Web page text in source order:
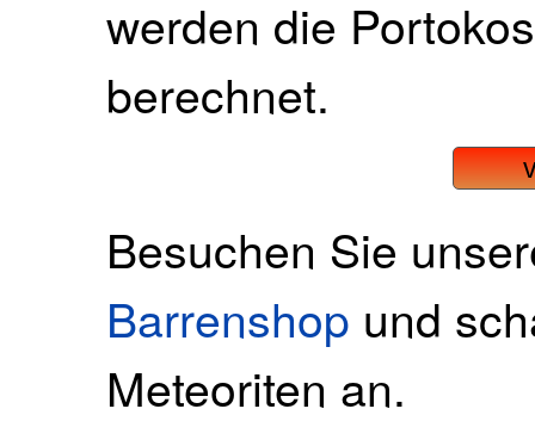
werden die
berechnet.
Besuchen Sie
Barrenshop und
Meteoriten an.